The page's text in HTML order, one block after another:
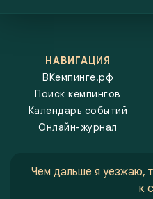
НАВИГАЦИЯ
ВКемпинге.рф
Поиск кемпингов
Календарь событий
Онлайн-журнал
Чем дальше я уезжаю,
к